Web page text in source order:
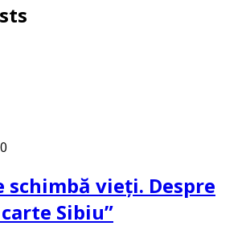
schimbă vieți. Despre
Sibiu”